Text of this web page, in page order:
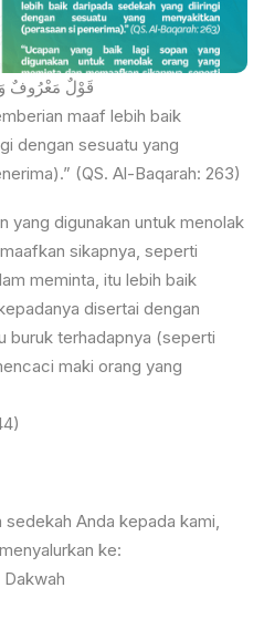
قَوْلٌ مَعْرُوفٌ
maaf lebih baik
dengan sesuatu yang
(QS. Al-Baqarah: 263)
yang digunakan untuk menolak
sikapnya, seperti
meminta, itu lebih baik
disertai dengan
buruk terhadapnya (seperti
maki orang yang
Anda kepada kami,
ke:
Dakwah